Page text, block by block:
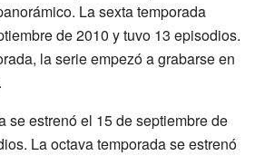
La sexta temporada
de 2010 y tuvo 13 episodios.
la serie empezó a grabarse en
se estrenó el 15 de septiembre de
La octava temporada se estrenó